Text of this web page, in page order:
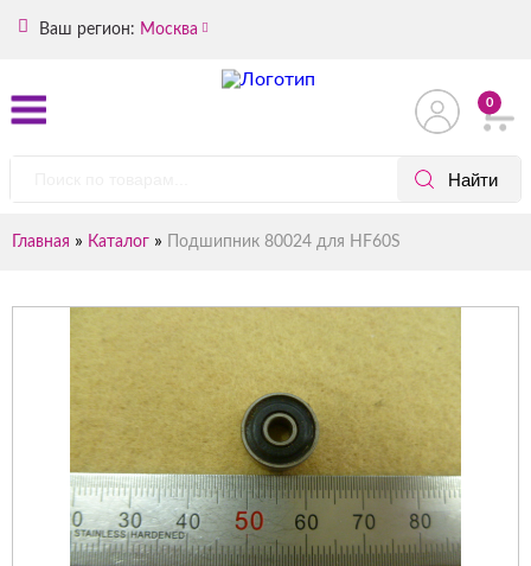
Ваш регион: Москва
0
Главная » Каталог » Подшипник 80024 для HF60S